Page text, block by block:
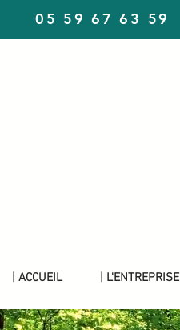
05 59 67 63 59
| ACCUEIL | L'ENTREPRISE